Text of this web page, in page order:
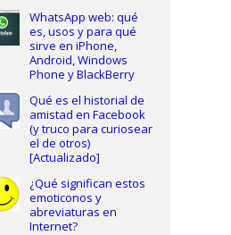
WhatsApp web: qué
es, usos y para qué
sirve en iPhone,
Android, Windows
Phone y BlackBerry
Qué es el historial de
amistad en Facebook
(y truco para curiosear
el de otros)
[Actualizado]
¿Qué significan estos
emoticonos y
abreviaturas en
Internet?